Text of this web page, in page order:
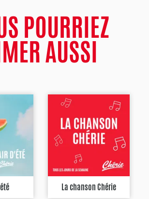
POURRIEZ
AUSSI
La chanson Chérie